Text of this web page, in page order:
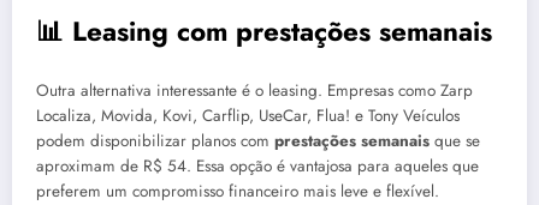
📊 Leasing com prestações semanais
Outra alternativa interessante é o leasing. Empresas como Zarp
Localiza, Movida, Kovi, Carflip, UseCar, Flua! e Tony Veículos
podem disponibilizar planos com prestações semanais que se
aproximam de R$ 54. Essa opção é vantajosa para aqueles que
preferem um compromisso financeiro mais leve e flexível.